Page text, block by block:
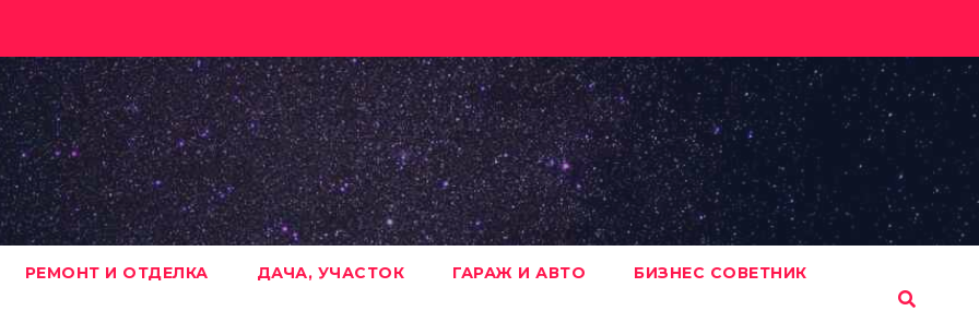
РЕМОНТ И ОТДЕЛКА ДАЧА, УЧАСТОК ГАРАЖ И АВТО БИЗНЕС СОВЕТНИК